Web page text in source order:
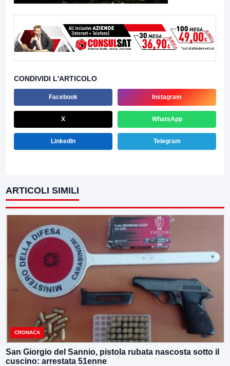
CONDIVIDI L'ARTICOLO
Facebook Instagram
X WhatsApp
LinkedIn Telegram
ARTICOLI SIMILI
CRONACA
San Giorgio del Sannio, pistola rubata nascosta sotto il
cuscino: arrestata 51enne